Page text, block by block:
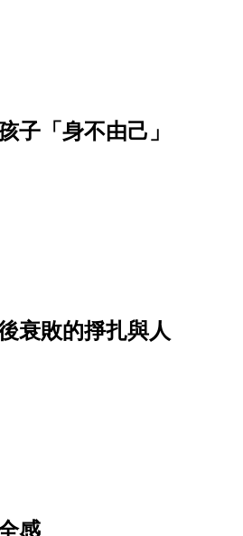
子「身不由己」
衰敗的掙扎與人
感